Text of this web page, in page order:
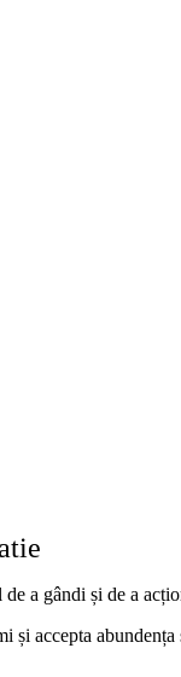
a gândi și de a
accepta